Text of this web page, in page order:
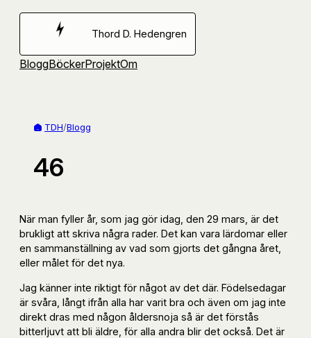
Hoppa
Thord D. Hedengren
BloggBöckerProjektOm
TDH/Blogg
46
När man fyller år, som jag gör idag, den 29 mars, är det
brukligt att skriva några rader. Det kan vara lärdomar eller
en sammanställning av vad som gjorts det gångna året,
eller målet för det nya.
Jag känner inte riktigt för något av det där. Födelsedagar
är svåra, långt ifrån alla har varit bra och även om jag inte
direkt dras med någon åldersnoja så är det förstås
bitterljuvt att bli äldre, för alla andra blir det också. Det är